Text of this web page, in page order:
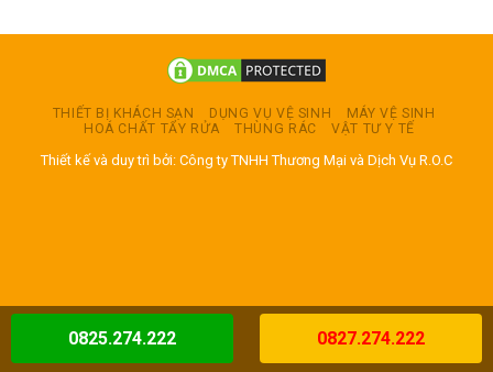
THIẾT BỊ KHÁCH SẠN DỤNG VỤ VỆ SINH
MÁY VỆ SINH
HOÁ CHẤT TẨY RỬA
THÙNG RÁC VẬT TƯ Y TẾ
Thiết kế và duy trì bởi: Công ty TNHH Thương Mại và Dịch Vụ R.O.C
0825.274.222 0827.274.222